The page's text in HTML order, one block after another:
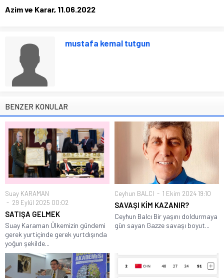
Azim ve Karar, 11.06.2022
mustafa kemal tutgun
BENZER KONULAR
Suay KARAMAN
29 Eylül 2025 00:02
SATIŞA GELMEK
Suay Karaman Ülkemizin gündemi
gerek yurtiçinde gerek yurtdışında
yoğun şekilde...
Ceyhun BALCI 1 Ekim 2024 19:10
SAVAŞI KİM KAZANIR?
Ceyhun Balcı Bir yaşını doldurmaya
gün sayan Gazze savaşı boyut...